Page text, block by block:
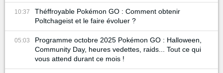
10:37
Théffroyable Pokémon GO : Comment obtenir
Poltchageist et le faire évoluer ?
05:03
Programme octobre 2025 Pokémon GO : Halloween,
Community Day, heures vedettes, raids... Tout ce qui
vous attend durant ce mois !